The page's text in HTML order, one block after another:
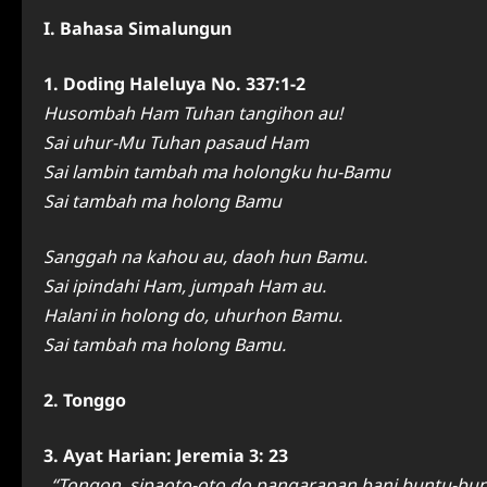
I. Bahasa Simalungun
1. Doding Haleluya No. 337:1-2
Husombah Ham Tuhan tangihon au!
Sai uhur-Mu Tuhan pasaud Ham
Sai lambin tambah ma holongku hu-Bamu
Sai tambah ma holong Bamu
Sanggah na kahou au, daoh hun Bamu.
Sai ipindahi Ham, jumpah Ham au.
Halani in holong do, uhurhon Bamu.
Sai tambah ma holong Bamu.
2. Tonggo
3. Ayat Harian: Jeremia 3: 23